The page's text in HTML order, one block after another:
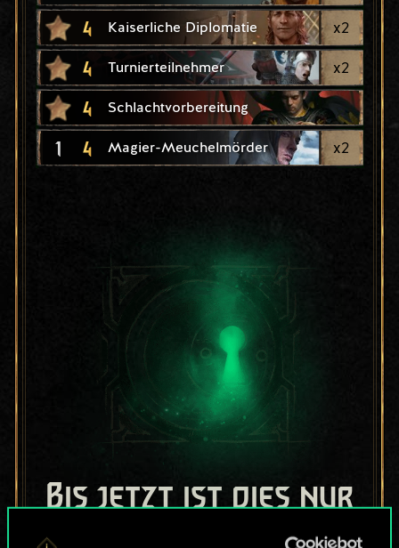
4 Kaiserliche Diplomatie x2
4 Turnierteilnehmer x2
4 Schlachtvorbereitung
1 4 Magier-Meuchelmörder x2
Bis jetzt ist dies nur
ein geteilter Satz